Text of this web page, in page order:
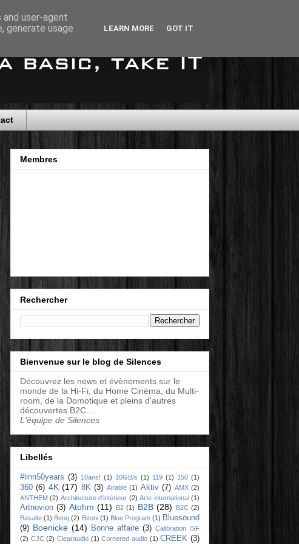
Membres
Rechercher
Bienvenue sur le blog de Silences
Découvrez les news et évènements sur le
monde de la Hi-Fi, du Home Cinéma, du Multi-
room, de la Domotique et pleins d'autres
découvertes B2C...
L'équipe de Silences
Libellés
#linn50years (3) 10ans! (1) 10GB/s (1) 119 (1) 150 (1)
360 (6) 4K (17) 8K (3) Airable (1) Aktiv (7) AMX (2)
ANTHEM (2) Architecture d'intérieur (2) Arte international (1)
Artnovion (3) Atohm (11) B2 (1) B2B (28) B2C (2)
Basalte (1) Benq (2) Bironi (1) Blue Program (1) Bluesound
(9) Boenicke (14) Bonne affaire (3) Calibration ISF
(2) CJC (2) Clearaudio (1) Cornered audio (1) CREEK (3)
user-agent
generate usage
LEARN MORE GOT IT